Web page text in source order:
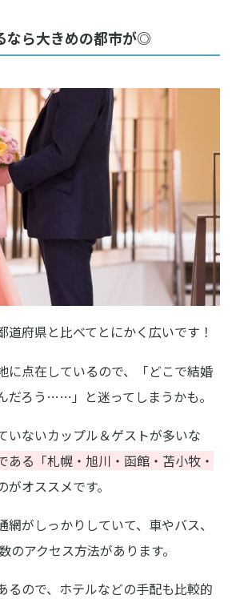
なら大きめの都市が◎
道府県と比べてとにかく広いです！
に点在しているので、「どこで結婚
だろう……」と迷ってしまうかも。
いないカップル＆ゲストが多いな
ある「札幌・旭川・函館・苫小牧・
がオススメです。
網がしっかりしていて、車やバス、
のアクセス方法があります。
るので、ホテルなどの手配も比較的